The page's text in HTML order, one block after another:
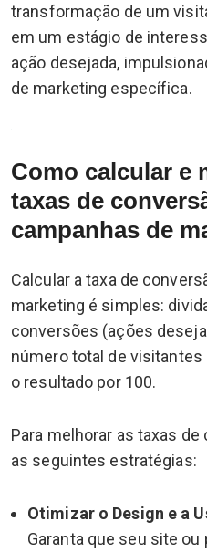
transformação de um
em um estágio de
ação desejada,
de marketing específica.
Como calcular e
taxas de
campanhas de
Calcular a taxa de
marketing é simples:
conversões (ações
número total de
o resultado por 100.
Para melhorar as taxas
as seguintes estratégias:
Otimizar o Design e a
Garanta que seu site